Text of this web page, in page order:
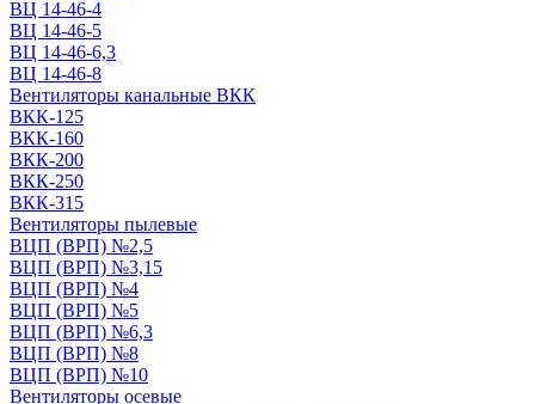
ВЦ 14-46-4
ВЦ 14-46-5
ВЦ 14-46-6,3
ВЦ 14-46-8
Вентиляторы канальные ВКК
ВКК-125
ВКК-160
ВКК-200
ВКК-250
ВКК-315
Вентиляторы пылевые
ВЦП (ВРП) №2,5
ВЦП (ВРП) №3,15
ВЦП (ВРП) №4
ВЦП (ВРП) №5
ВЦП (ВРП) №6,3
ВЦП (ВРП) №8
ВЦП (ВРП) №10
Вентиляторы осевые